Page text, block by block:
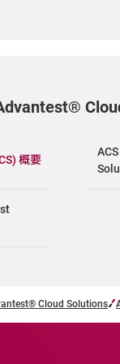
概要
Cloud Solutions